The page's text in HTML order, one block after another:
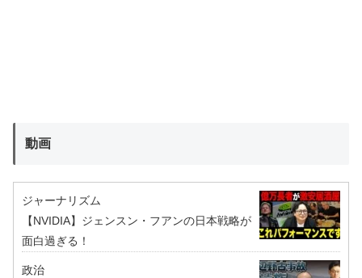
動画
ジャーナリズム
【NVIDIA】ジェンスン・フアンの日本戦略が
面白過ぎる！
政治